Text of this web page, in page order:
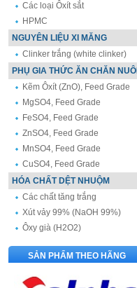
Các loại Ôxít sắt
HPMC
NGUYÊN LIỆU XI MĂNG
Clinker trắng (white clinker)
PHỤ GIA THỨC ĂN CHĂN NUÔI
Kẽm Ôxít (ZnO), Feed Grade
MgSO4, Feed Grade
FeSO4, Feed Grade
ZnSO4, Feed Grade
MnSO4, Feed Grade
CuSO4, Feed Grade
HÓA CHẤT DỆT NHUỘM
Các chất tăng trắng
Xút vảy 99% (NaOH 99%)
Ôxy già (H2O2)
SẢN PHẨM THEO HÃNG